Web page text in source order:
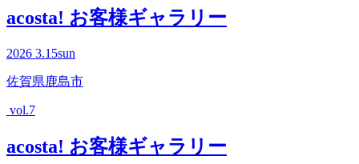
acosta! お客様ギャラリー
2026 3.15sun
佐賀県鹿島市
vol.7
acosta! お客様ギャラリー